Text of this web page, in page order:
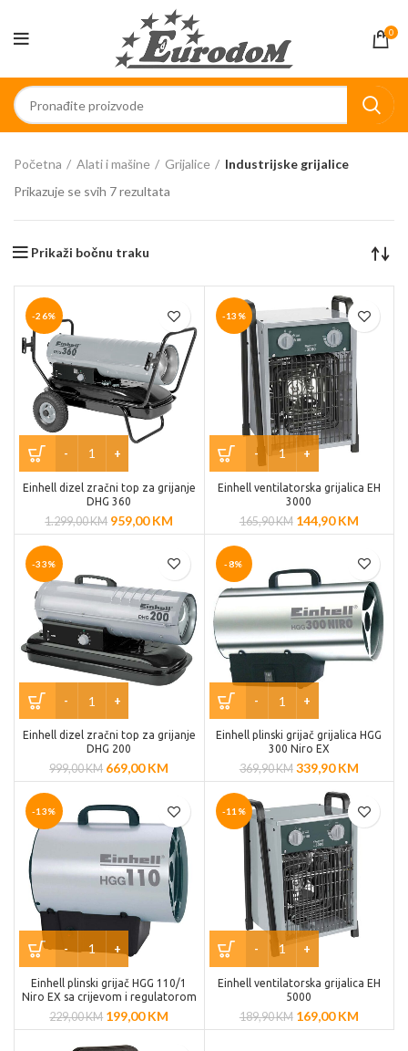
0
Početna Alati i mašine Grijalice
Industrijske grijalice
Prikazuje se svih 7 rezultata
Prikaži bočnu traku
-26%
Einhell dizel zračni top za grijanje
DHG 360
1.299,00KM 959,00KM
-13%
Einhell ventilatorska grijalica EH
3000
165,90KM 144,90KM
-33%
Einhell dizel zračni top za grijanje
DHG 200
999,00KM 669,00KM
-8%
Einhell plinski grijač grijalica HGG
300 Niro EX
369,90KM 339,90KM
-13%
Einhell plinski grijač HGG 110/1
Niro EX sa crijevom i regulatorom
229,00KM 199,00KM
-11%
Einhell ventilatorska grijalica EH
5000
189,90KM 169,00KM